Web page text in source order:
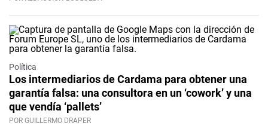
Política
Los intermediarios de Cardama para obtener una
garantía falsa: una consultora en un ‘cowork’ y una
que vendía ‘pallets’
POR GUILLERMO DRAPER